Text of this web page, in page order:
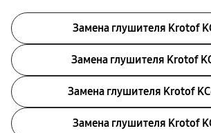
Замена глушителя Krotof
Замена глушителя Krotof
Замена глушителя Krotof
Замена глушителя Krotof